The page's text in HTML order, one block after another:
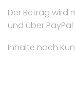
Der Betrag
und über
Inhalte nach